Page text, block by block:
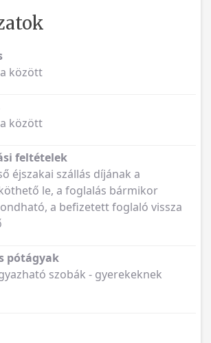
között
feltételek
le, a foglalás bármikor
a befizetett foglaló vissza
pótágyak